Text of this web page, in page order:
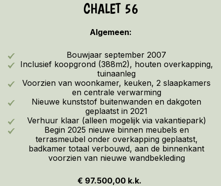
CHALET 56
Algemeen:
Bouwjaar september 2007
Inclusief koopgrond (388m2), houten overkapping,
tuinaanleg
Voorzien van woonkamer, keuken, 2 slaapkamers
en centrale verwarming
Nieuwe kunststof buitenwanden en dakgoten
geplaatst in 2021
Verhuur klaar (alleen mogelijk via vakantiepark)
Begin 2025 nieuwe binnen meubels en
terrasmeubel onder overkapping geplaatst,
badkamer totaal verbouwd, aan de binnenkant
voorzien van nieuwe wandbekleding
€ 97.500,00 k.k.